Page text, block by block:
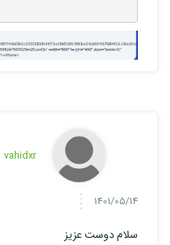
vahidxr
1401/05/14
سلام دوست عزیز